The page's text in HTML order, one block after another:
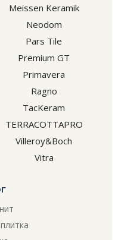
Meissen Keramik
Neodom
Pars Tile
Premium GT
Primavera
Ragno
TacKeram
TERRACOTTAPRO
Villeroy&Boch
Vitra